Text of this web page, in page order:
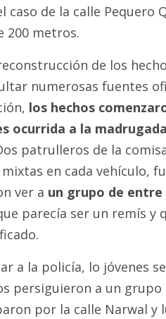
caso de la calle Pequero
200 metros.
de los
numerosas fuentes
los hechos
ocurrida a la
patrulleros de la
en cada vehículo,
ver a un grupo de entre
parecía ser un remís y
a la policía, lo jóvenes
persiguieron a un grupo
por la calle Narwal